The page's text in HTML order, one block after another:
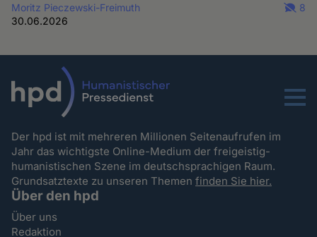
Moritz Pieczewski-Freimuth
30.06.2026
8
Menu
Der hpd ist mit mehreren Millionen Seitenaufrufen im
Jahr das wichtigste Online-Medium der freigeistig-
humanistischen Szene im deutschsprachigen Raum.
Grundsatztexte zu unseren Themenfinden Sie hier.
Über den hpd
Über uns
Redaktion